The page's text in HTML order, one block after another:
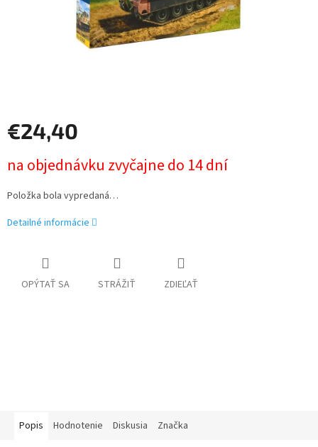
€24,40
cena:
na objednávku zvyčajne do 14 dní
Položka bola vypredaná…
Detailné informácie
OPÝTAŤ SA STRÁŽIŤ ZDIEĽAŤ
Popis Hodnotenie Diskusia Značka